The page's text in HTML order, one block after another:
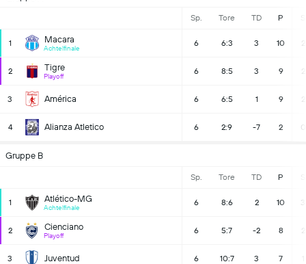
Sp. Tore TD P
1 Macara
Achtelfinale
6 6:3 3 10 2
2 Tigre
Playoff
6 8:5 3 9 2
3 América 6 6:5 1 9 2
4 Alianza Atletico 6 2:9 -7 2 0
Gruppe B
Sp. Tore TD P
1 Atlético-MG
Achtelfinale
6 8:6 2 10 3
2 Cienciano
Playoff
6 5:7 -2 8 2
3 Juventud 6 10:7 3 7